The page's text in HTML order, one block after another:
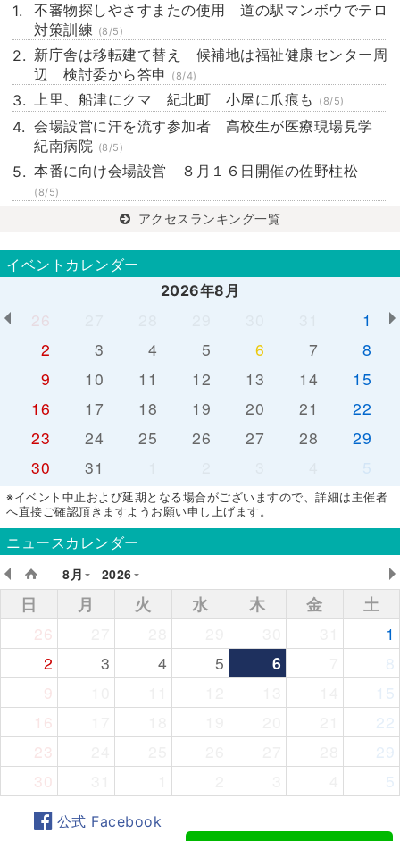
不審物探しやさすまたの使用 道の駅マンボウでテロ
対策訓練 (8/5)
新庁舎は移転建て替え 候補地は福祉健康センター周
辺 検討委から答申
(8/4)
上里、船津にクマ 紀北町 小屋に爪痕も (8/5)
会場設営に汗を流す参加者 高校生が医療現場見学
紀南病院 (8/5)
本番に向け会場設営 ８月１６日開催の佐野柱松
(8/5)
アクセスランキング一覧
イベントカレンダー
2026年8月
26
1
2
3 4 5 6 7
8
9
10 11 12 13 14
15
16
17 18 19 20 21
22
23
24 25 26 27 28
29
30
31 5
※イベント中止および延期となる場合がございますので、詳細は主催者
へ直接ご確認頂きますようお願い申し上げます。
ニュースカレンダー
8月
2026
日 月 火 水 木 金
土
26
1
2
3 4 5 6
8
9
15
16
22
23
29
30
5
公式 Facebook